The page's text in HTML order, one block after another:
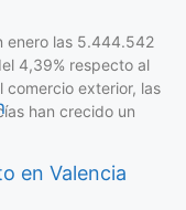
enero las 5.444.542
4,39% respecto al
comercio exterior, las
han crecido un
en Valencia